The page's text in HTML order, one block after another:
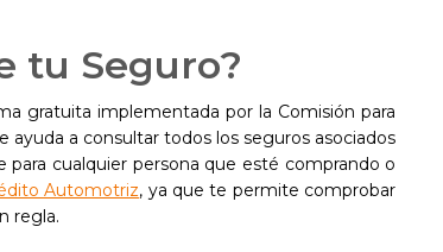
tu Seguro?
gratuita implementada por la Comisión para
ayuda a consultar todos los seguros asociados
para cualquier persona que esté comprando o
Automotriz, ya que te permite comprobar
regla.